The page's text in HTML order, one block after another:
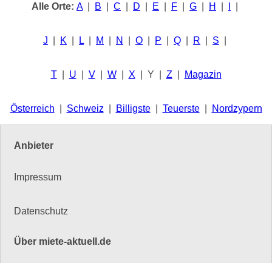
Alle Orte: A| B C D E F G H
J K L M N O P Q R S
T| U V| W| X | Y | Z Magazin
Österreich Schweiz Billigste| Teuerste| Nordzypern
Anbieter
Impressum
Datenschutz
Über miete-aktuell.de